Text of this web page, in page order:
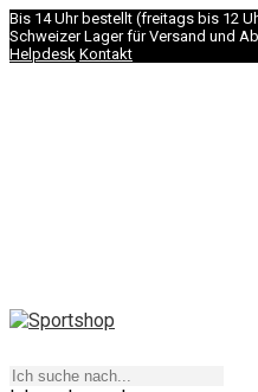
Bis 14 Uhr bestellt (freitags bis 12
Schweizer Lager für Versand und
Helpdesk Kontakt